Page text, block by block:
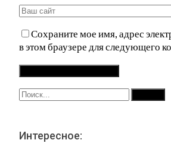
Сохраните мое имя, адрес
в этом браузере для следующего
Интересное: